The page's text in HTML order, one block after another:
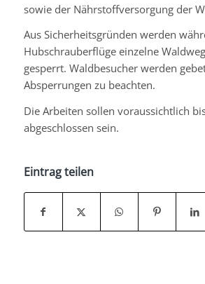
sowie der Nährstoffversorgung der
Aus Sicherheitsgründen werden
Hubschrauberflüge einzelne
gesperrt. Waldbesucher werden
Absperrungen zu beachten.
Die Arbeiten sollen voraussichtlich
abgeschlossen sein.
Eintrag teilen